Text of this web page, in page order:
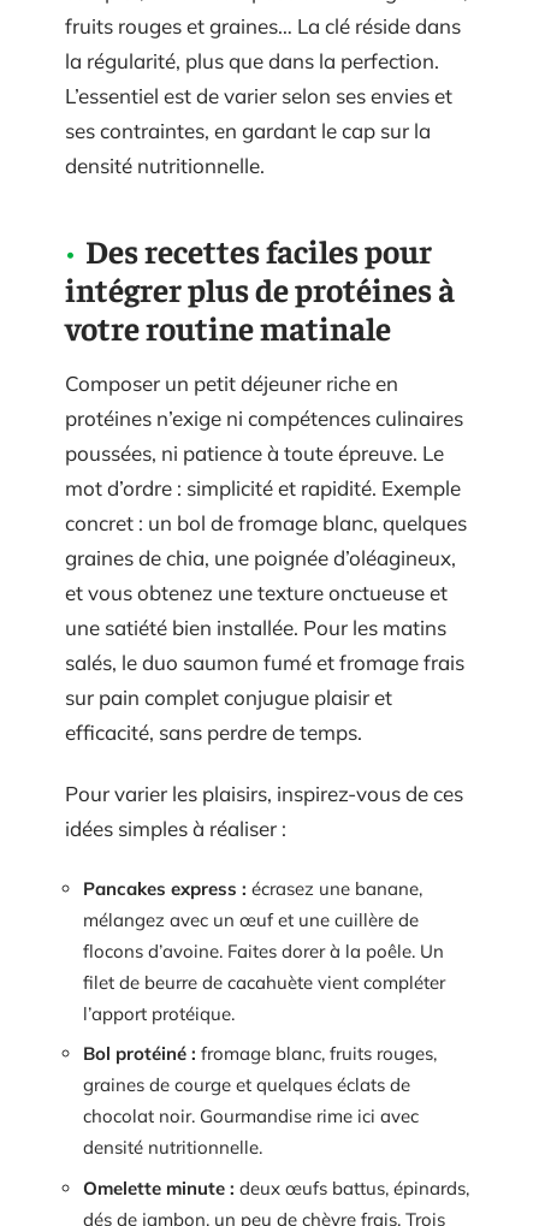
fruits rouges et graines… La clé réside dans
la régularité, plus que dans la perfection.
L’essentiel est de varier selon ses envies et
ses contraintes, en gardant le cap sur la
densité nutritionnelle.
Des recettes faciles pour
intégrer plus de protéines à
votre routine matinale
Composer un petit déjeuner riche en
protéines n’exige ni compétences culinaires
poussées, ni patience à toute épreuve. Le
mot d’ordre : simplicité et rapidité. Exemple
concret : un bol de fromage blanc, quelques
graines de chia, une poignée d’oléagineux,
et vous obtenez une texture onctueuse et
une satiété bien installée. Pour les matins
salés, le duo saumon fumé et fromage frais
sur pain complet conjugue plaisir et
efficacité, sans perdre de temps.
Pour varier les plaisirs, inspirez-vous de ces
idées simples à réaliser :
Pancakes express : écrasez une banane,
mélangez avec un œuf et une cuillère de
flocons d’avoine. Faites dorer à la poêle. Un
filet de beurre de cacahuète vient compléter
l’apport protéique.
Bol protéiné : fromage blanc, fruits rouges,
graines de courge et quelques éclats de
chocolat noir. Gourmandise rime ici avec
densité nutritionnelle.
Omelette minute : deux œufs battus, épinards,
dés de jambon, un peu de chèvre frais. Trois